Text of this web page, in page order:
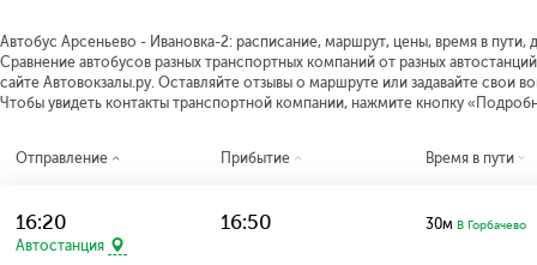
Автобус Арсеньево - Ивановка-2: расписание, маршрут, цены, время в пути,
Сравнение автобусов разных транспортных компаний от разных
сайте Автовокзалы.ру. Оставляйте отзывы о маршруте или задавайте свои
Чтобы увидеть контакты транспортной компании, нажмите кнопку
Отправление Прибытие Время в пути
16:20
Автостанция
16:50 30м В Горбачево